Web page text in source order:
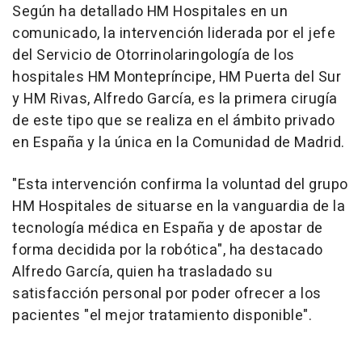
Según ha detallado HM Hospitales en un
comunicado, la intervención liderada por el jefe
del Servicio de Otorrinolaringología de los
hospitales HM Montepríncipe, HM Puerta del Sur
y HM Rivas, Alfredo García, es la primera cirugía
de este tipo que se realiza en el ámbito privado
en España y la única en la Comunidad de Madrid.
"Esta intervención confirma la voluntad del grupo
HM Hospitales de situarse en la vanguardia de la
tecnología médica en España y de apostar de
forma decidida por la robótica", ha destacado
Alfredo García, quien ha trasladado su
satisfacción personal por poder ofrecer a los
pacientes "el mejor tratamiento disponible".